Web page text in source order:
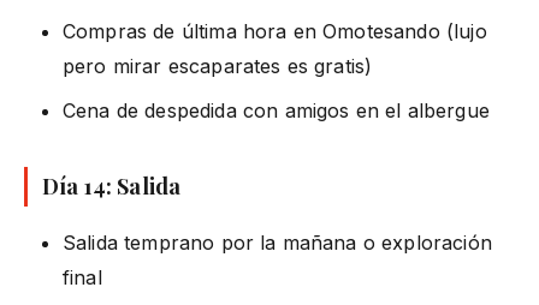
Compras de última hora en Omotesando (lujo
pero mirar escaparates es gratis)
Cena de despedida con amigos en el albergue
Día 14: Salida
Salida temprano por la mañana o exploración
final